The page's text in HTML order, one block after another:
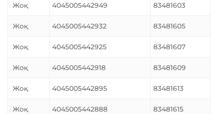
Жоқ 4045005442949 83481603
Жоқ 4045005442932 83481605
Жоқ 4045005442925 83481607
Жоқ 4045005442918 83481609
Жоқ 4045005442895 83481613
Жоқ 4045005442888 83481615